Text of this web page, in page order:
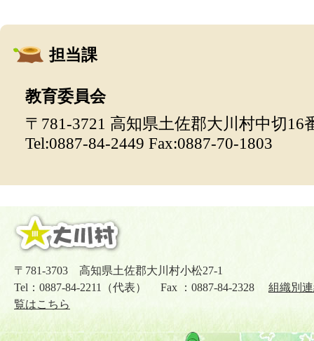
担当課
教育委員会
〒781-3721 高知県土佐郡大川村中切16
Tel:0887-84-2449 Fax:0887-70-1803
〒781-3703 高知県土佐郡大川村小松27-1
Tel：0887-84-2211（代表） Fax ：0887-84-2328 組織別
覧はこちら